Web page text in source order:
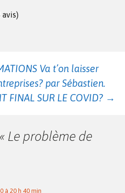
avis)
Va t’on laisser
par Sébastien.
FINAL SUR LE COVID? →
Le problème de
à 20 h 40 min